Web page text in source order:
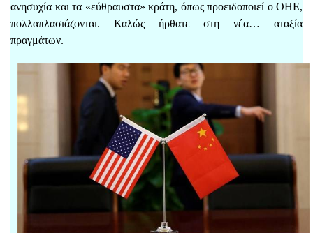
ανησυχία και τα «εύθραυστα» κράτη, όπως προειδοποιεί ο ΟΗΕ,
πολλαπλασιάζονται. Καλώς ήρθατε στη νέα… αταξία
πραγμάτων.